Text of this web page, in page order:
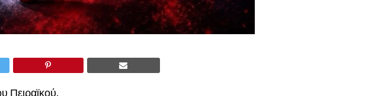
Πειραϊκού.